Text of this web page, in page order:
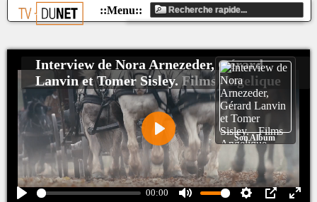
00:00
Play
Interview de Nora Arnezeder, Gérard
Lanvin et Tomer Sisley. Films Angelique
Son Album